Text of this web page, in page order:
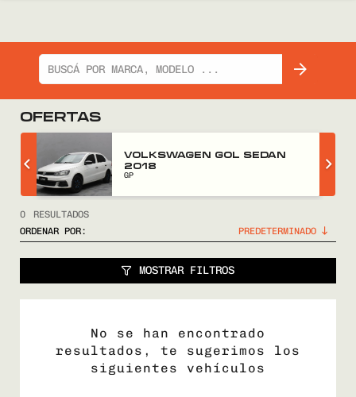
OFERTAS
VOLKSWAGEN GOL SEDAN
2018
GP
0
RESULTADOS
ORDENAR POR:
MOSTRAR FILTROS
No se han encontrado
resultados, te sugerimos los
siguientes vehículos